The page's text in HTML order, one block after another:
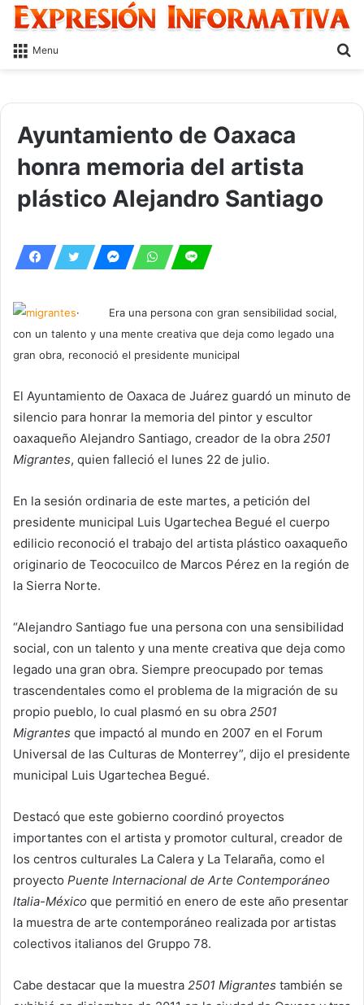
Menu
Ayuntamiento de Oaxaca
honra memoria del artista
plástico Alejandro Santiago
· Era una persona con gran sensibilidad social,
con un talento y una mente creativa que deja como legado una
gran obra, reconoció el presidente municipal
El Ayuntamiento de Oaxaca de Juárez guardó un minuto de
silencio para honrar la memoria del pintor y escultor
oaxaqueño Alejandro Santiago, creador de la obra 2501
Migrantes, quien falleció el lunes 22 de julio.
En la sesión ordinaria de este martes, a petición del
presidente municipal Luis Ugartechea Begué el cuerpo
edilicio reconoció el trabajo del artista plástico oaxaqueño
originario de Teococuilco de Marcos Pérez en la región de
la Sierra Norte.
“Alejandro Santiago fue una persona con una sensibilidad
social, con un talento y una mente creativa que deja como
legado una gran obra. Siempre preocupado por temas
trascendentales como el problema de la migración de su
propio pueblo, lo cual plasmó en su obra 2501
Migrantes que impactó al mundo en 2007 en el Forum
Universal de las Culturas de Monterrey”, dijo el presidente
municipal Luis Ugartechea Begué.
Destacó que este gobierno coordinó proyectos
importantes con el artista y promotor cultural, creador de
los centros culturales La Calera y La Telaraña, como el
proyecto Puente Internacional de Arte Contemporáneo
Italia-México que permitió en enero de este año presentar
la muestra de arte contemporáneo realizada por artistas
colectivos italianos del Gruppo 78.
Cabe destacar que la muestra 2501 Migrantes también se